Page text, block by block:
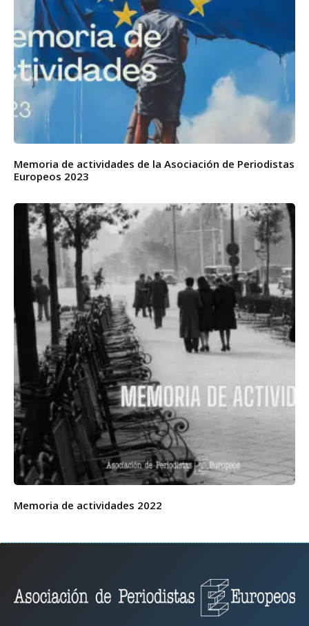
Memoria de actividades de la Asociación de Periodistas
Europeos 2023
Memoria de actividades 2022